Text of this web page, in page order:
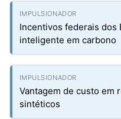
Incentivos federais dos
inteligente em carbono
Vantagem de custo em
sintéticos